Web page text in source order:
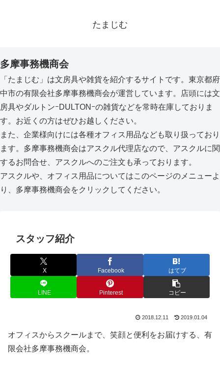
たまじむ
多摩事務機商会
「たまじむ」は文房具や雑貨を紹介するサイトです。東京都府
中市の有限会社多摩事務機商会が運営しています。店頭には文
房具やダルトンｰDULTONｰの雑貨などを常時在庫しておりま
す。お近くの方はぜひお越しください。
また、企業様向けには各種オフィス用品なども取り扱っており
ます。多摩事務機商会はアスクル代理店なので、アスクルに関
するお問合せ、アスクルへのご注文も承っております。
アスクルや、オフィス用品についてはこのページのメニューよ
り、多摩事務機商会をクリックしてください。
スタッフ紹介
X Facebook はてブ
LINE Pinterest コピー
2018.12.11 2019.01.04
オフィスからスクールまで、笑顔と便利をお届けする、有
限会社多摩事務機商会。